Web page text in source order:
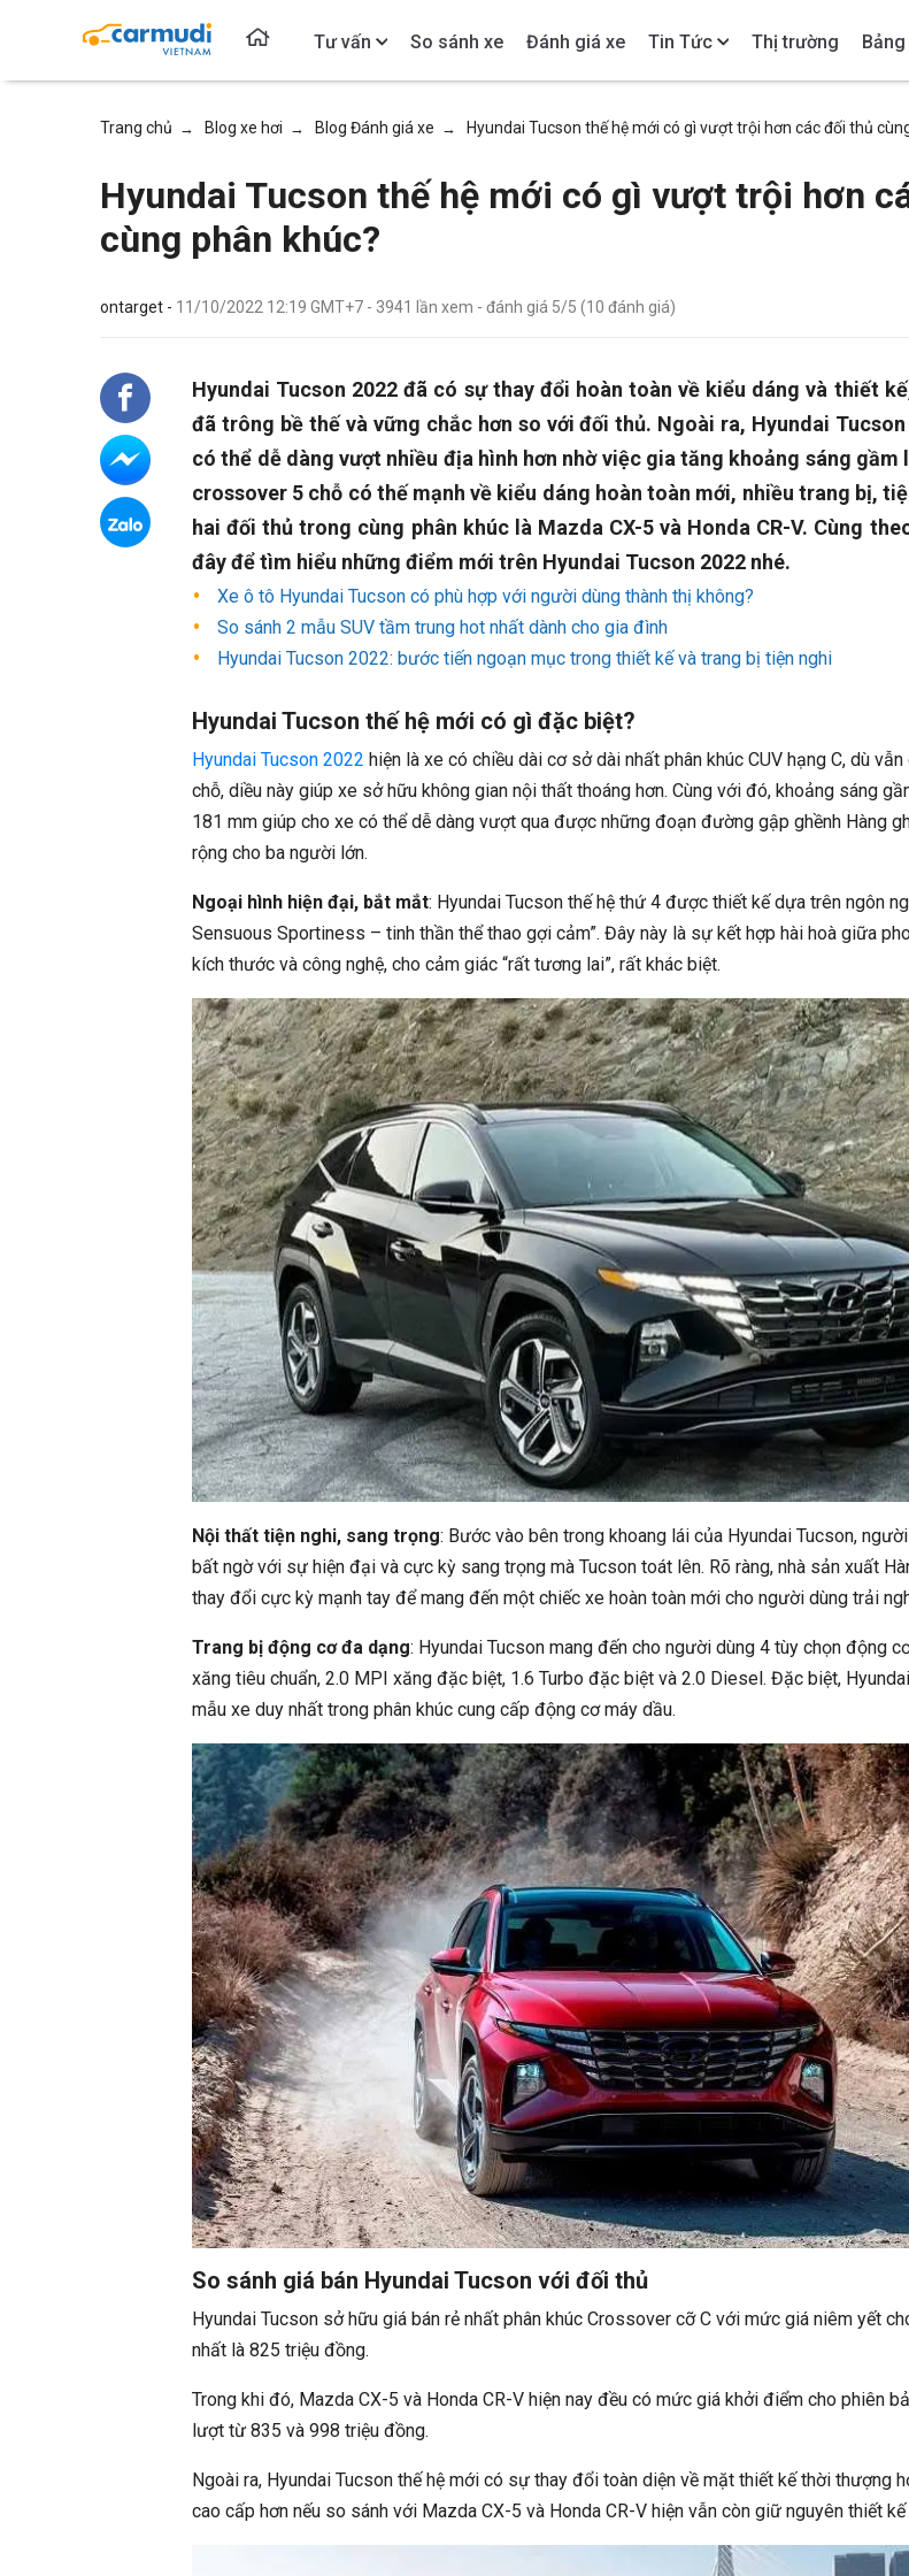
Tư vấn So sánh xe Đánh giá xe Tin Tức Thị trường
Trang chủ → Blog xe hơi → Blog Đánh giá xe → Hyundai Tucson thế hệ mới có gì vượt trội hơn các đối thủ
Hyundai Tucson thế hệ mới có gì vượt trội hơn
cùng phân khúc?
ontarget - 11/10/2022 12:19 GMT+7 - 3941 lần xem - đánh giá 5/5 (10 đánh giá)
Hyundai Tucson 2022 đã có sự thay đổi hoàn toàn về kiểu dáng và thiết
đã trông bề thế và vững chắc hơn so với đối thủ. Ngoài ra, Hyundai
có thể dễ dàng vượt nhiều địa hình hơn nhờ việc gia tăng khoảng sáng gầm
crossover 5 chỗ có thế mạnh về kiểu dáng hoàn toàn mới, nhiều trang bị,
hai đối thủ trong cùng phân khúc là Mazda CX-5 và Honda CR-V. Cùng
đây để tìm hiểu những điểm mới trên Hyundai Tucson 2022 nhé.
Xe ô tô Hyundai Tucson có phù hợp với người dùng thành thị không?
So sánh 2 mẫu SUV tầm trung hot nhất dành cho gia đình
Hyundai Tucson 2022: bước tiến ngoạn mục trong thiết kế và trang bị tiện nghi
Hyundai Tucson thế hệ mới có gì đặc biệt?
Hyundai Tucson 2022 hiện là xe có chiều dài cơ sở dài nhất phân khúc CUV hạng C, dù
chỗ, diều này giúp xe sở hữu không gian nội thất thoáng hơn. Cùng với đó, khoảng sáng
181 mm giúp cho xe có thể dễ dàng vượt qua được những đoạn đường gập ghềnh Hàng
rộng cho ba người lớn.
Ngoại hình hiện đại, bắt mắt: Hyundai Tucson thế hệ thứ 4 được thiết kế dựa trên ngôn
Sensuous Sportiness – tinh thần thể thao gợi cảm”. Đây này là sự kết hợp hài hoà giữa
kích thước và công nghệ, cho cảm giác “rất tương lai”, rất khác biệt.
Nội thất tiện nghi, sang trọng: Bước vào bên trong khoang lái của Hyundai Tucson,
bất ngờ với sự hiện đại và cực kỳ sang trọng mà Tucson toát lên. Rõ ràng, nhà sản xuất
thay đổi cực kỳ mạnh tay để mang đến một chiếc xe hoàn toàn mới cho người dùng trải
Trang bị động cơ đa dạng: Hyundai Tucson mang đến cho người dùng 4 tùy chọn động
xăng tiêu chuẩn, 2.0 MPI xăng đặc biệt, 1.6 Turbo đặc biệt và 2.0 Diesel. Đặc biệt,
mẫu xe duy nhất trong phân khúc cung cấp động cơ máy dầu.
So sánh giá bán Hyundai Tucson với đối thủ
Hyundai Tucson sở hữu giá bán rẻ nhất phân khúc Crossover cỡ C với mức giá niêm yết
nhất là 825 triệu đồng.
Trong khi đó, Mazda CX-5 và Honda CR-V hiện nay đều có mức giá khởi điểm cho phiên
lượt từ 835 và 998 triệu đồng.
Ngoài ra, Hyundai Tucson thế hệ mới có sự thay đổi toàn diện về mặt thiết kế thời thượng
cao cấp hơn nếu so sánh với Mazda CX-5 và Honda CR-V hiện vẫn còn giữ nguyên thiết kế